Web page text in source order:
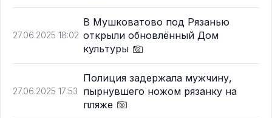
27.06.2025 18:02
В Мушковатово под Рязанью
открыли обновлённый Дом
культуры
27.06.2025 17:53
Полиция задержала мужчину,
пырнувшего ножом рязанку на
пляже